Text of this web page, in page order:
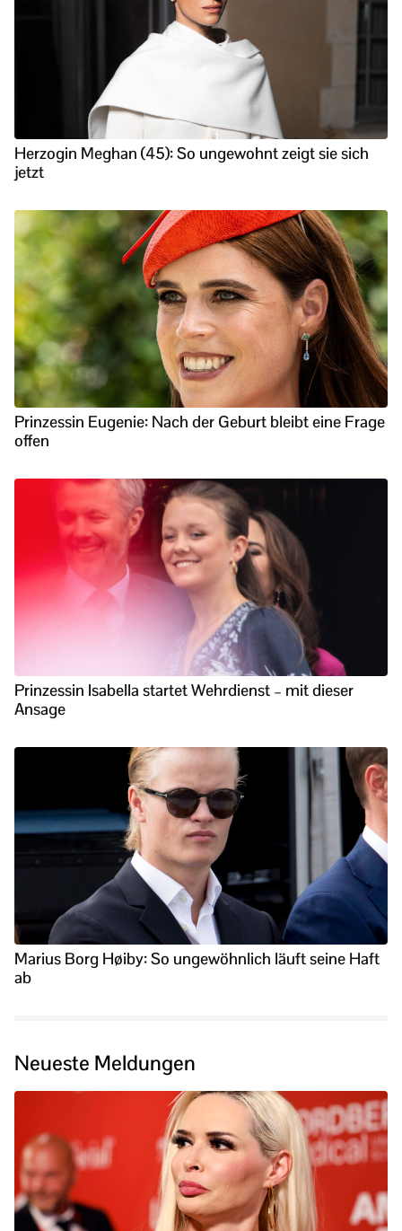
Herzogin Meghan (45): So ungewohnt zeigt sie sich
jetzt
Prinzessin Eugenie: Nach der Geburt bleibt eine Frage
offen
Prinzessin Isabella startet Wehrdienst – mit dieser
Ansage
Marius Borg Høiby: So ungewöhnlich läuft seine Haft
ab
Neueste Meldungen